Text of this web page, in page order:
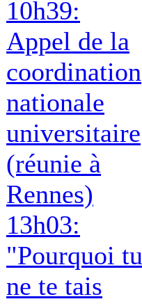
10h39:
Appel de la
coordination
nationale
universitaire
(réunie à
Rennes)
13h03:
"Pourquoi tu
ne te tais